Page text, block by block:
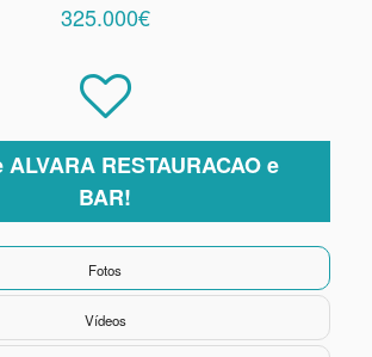
325.000€
ALVARA RESTAURACAO e
BAR!
Fotos
Vídeos